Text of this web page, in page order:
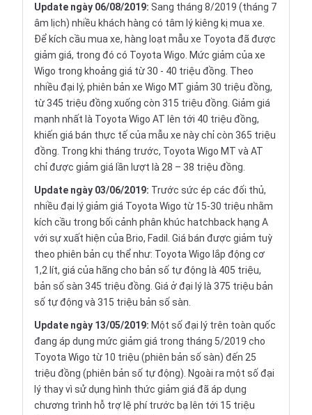
Update ngày 06/08/2019: Sang tháng 8/2019 (tháng 7
âm lịch) nhiều khách hàng có tâm lý kiêng kị mua xe.
Để kích cầu mua xe, hàng loạt mẫu xe Toyota đã được
giảm giá, trong đó có Toyota Wigo. Mức giảm của xe
Wigo trong khoảng giá từ 30 - 40 triệu đồng. Theo
nhiều đại lý, phiên bản xe Wigo MT giảm 30 triệu đồng,
từ 345 triệu đồng xuống còn 315 triệu đồng. Giảm giá
mạnh nhất là Toyota Wigo AT lên tới 40 triệu đồng,
khiến giá bán thực tế của mẫu xe này chỉ còn 365 triệu
đồng. Trong khi tháng trước, Toyota Wigo MT và AT
chỉ được giảm giá lần lượt là 28 – 38 triệu đồng.
Update ngày 03/06/2019: Trước sức ép các đối thủ,
nhiều đại lý giảm giá Toyota Wigo từ 15-30 triệu nhằm
kích cầu trong bối cảnh phân khúc hatchback hạng A
với sự xuất hiện của Brio, Fadil. Giá bán được giảm tuỳ
theo phiên bản cụ thể như: Toyota Wigo lắp động cơ
1,2 lít, giá của hãng cho bản số tự động là 405 triệu,
bản số sàn 345 triệu đồng. Giá ở đại lý là 375 triệu bản
số tự động và 315 triệu bản số sàn.
Update ngày 13/05/2019: Một số đại lý trên toàn quốc
đang áp dụng mức giảm giá trong tháng 5/2019 cho
Toyota Wigo từ 10 triệu (phiên bản số sàn) đến 25
triệu đồng (phiên bản số tự động). Ngoài ra một số đại
lý thay vì sử dụng hình thức giảm giá đã áp dụng
chương trình hỗ trợ lệ phí trước bạ lên tới 15 triệu